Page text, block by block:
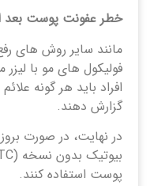
خطر عفونت پوست بعد
مانند سایر روش های
فولیکول های مو با
افراد باید هر گونه
گزارش دهند.
در نهایت، در صورت
پوست استفاده کنند.